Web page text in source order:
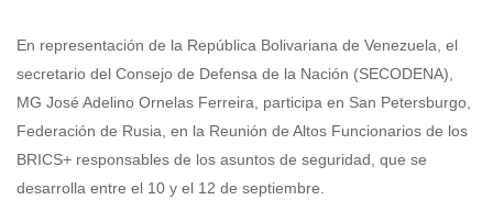
En representación de la República Bolivariana de Venezuela, el
secretario del Consejo de Defensa de la Nación (SECODENA),
MG José Adelino Ornelas Ferreira, participa en San Petersburgo,
Federación de Rusia, en la Reunión de Altos Funcionarios de los
BRICS+ responsables de los asuntos de seguridad, que se
desarrolla entre el 10 y el 12 de septiembre.